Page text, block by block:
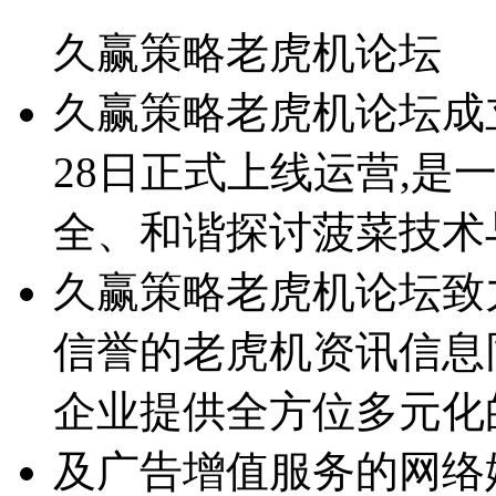
久赢策略老虎机论坛
久赢策略老虎机论坛成
28日正式上线运营,是
全、和谐探讨菠菜技
久赢策略老虎机论坛
信誉的老虎机资讯信
企业提供全方位多元
及广告增值服务的网